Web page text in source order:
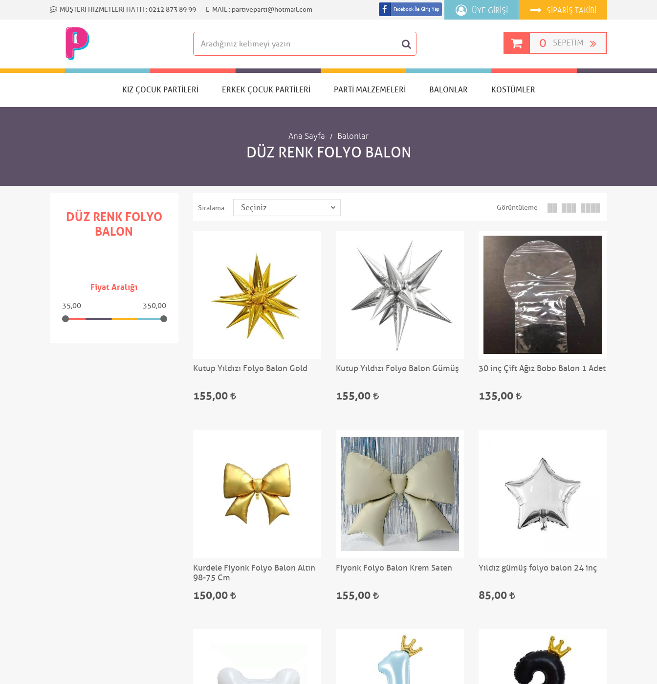
MÜŞTERI HIZMETLERI HATTI :0212 873 89 99 E-MAIL : partiveparti@hotmail.com SIPARIŞ TAKIBI
ÜYE GIRIŞI
Facebook İle Giriş Yap
0 SEPETIM
KIZ ÇOCUK PARTILERI ERKEK ÇOCUK PARTILERI PARTI MALZEMELERI BALONLAR KOSTÜMLER
Ana Sayfa Balonlar
DÜZ RENK FOLYO BALON
DÜZ RENK FOLYO
BALON
Fiyat Aralığı
35,00 350,00
Sıralama Görüntüleme
Kutup Yıldızı Folyo Balon Gold
155,00
Kutup Yıldızı Folyo Balon Gümüş
155,00
30 inç Çift Ağız Bobo Balon 1 Adet
135,00
Kurdele Fiyonk Folyo Balon Altın
98-75 Cm
150,00
Fiyonk Folyo Balon Krem Saten
155,00
Yıldız gümüş folyo balon 24 inç
85,00